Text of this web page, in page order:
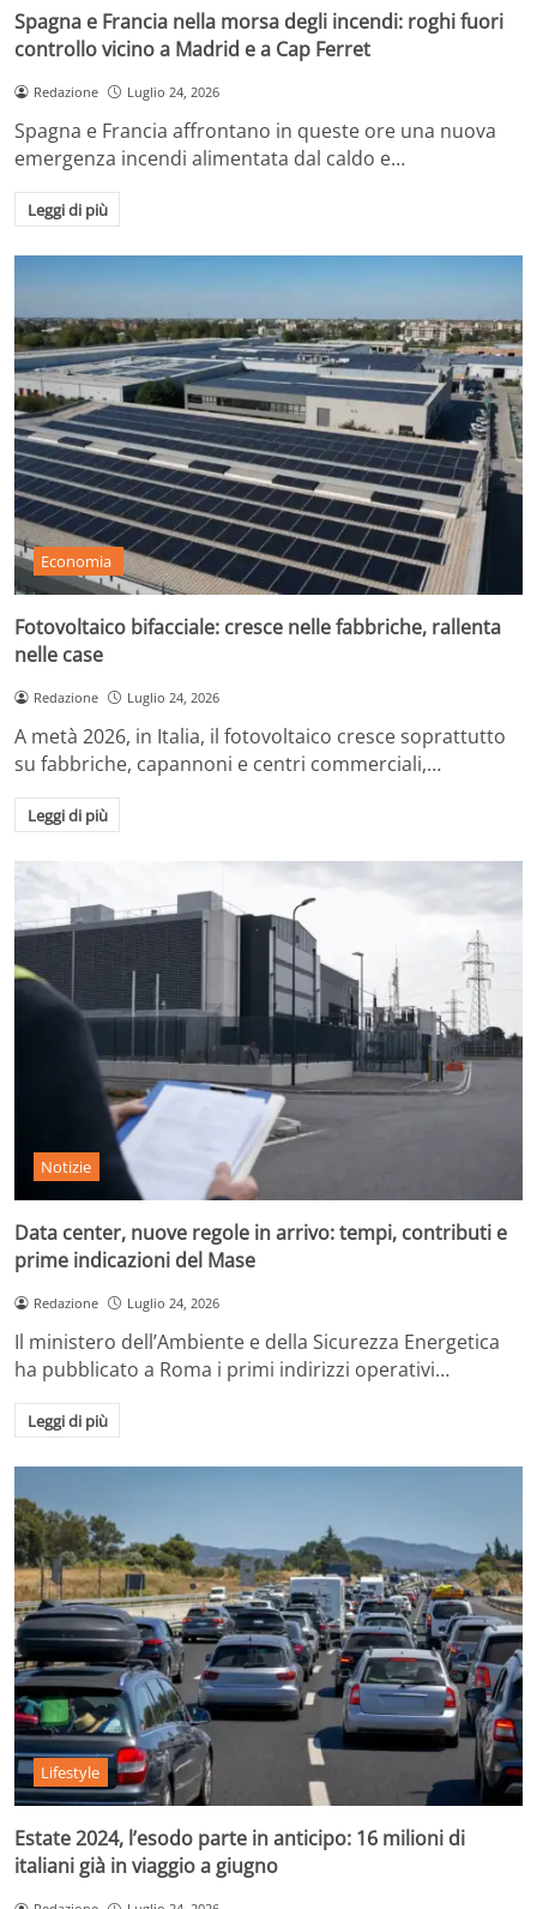
Spagna e Francia nella morsa degli incendi: roghi fuori
controllo vicino a Madrid e a Cap Ferret
Redazione Luglio 24, 2026
Spagna e Francia affrontano in queste ore una nuova
emergenza incendi alimentata dal caldo e…
Leggi di più
Economia
Fotovoltaico bifacciale: cresce nelle fabbriche, rallenta
nelle case
Redazione Luglio 24, 2026
A metà 2026, in Italia, il fotovoltaico cresce soprattutto
su fabbriche, capannoni e centri commerciali,…
Leggi di più
Notizie
Data center, nuove regole in arrivo: tempi, contributi e
prime indicazioni del Mase
Redazione Luglio 24, 2026
Il ministero dell’Ambiente e della Sicurezza Energetica
ha pubblicato a Roma i primi indirizzi operativi…
Leggi di più
Lifestyle
Estate 2024, l’esodo parte in anticipo: 16 milioni di
italiani già in viaggio a giugno